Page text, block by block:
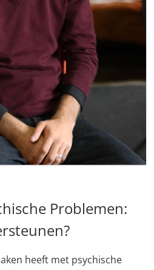
Problemen:
heeft met psychische